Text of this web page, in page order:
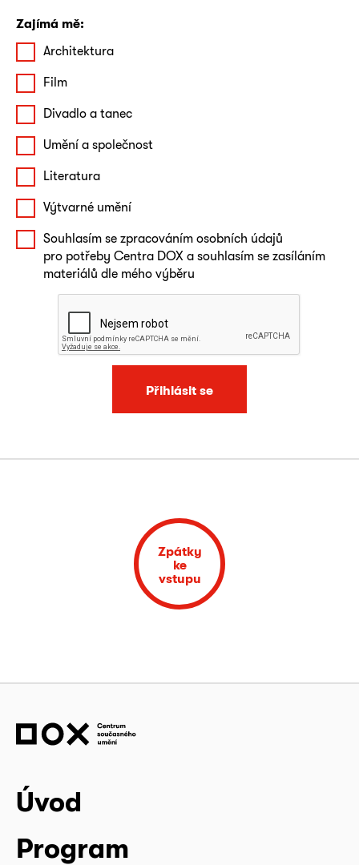
Zajímá mě:
Architektura
Film
Divadlo a tanec
Umění a společnost
Literatura
Výtvarné umění
Souhlasím se zpracováním osobních údajů
pro potřeby Centra DOX a souhlasím se zasíláním
materiálů dle mého výběru
Přihlásit se
Zpátky
ke
vstupu
Úvod
Program